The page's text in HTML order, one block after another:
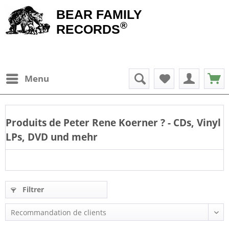
BEAR FAMILY
RECORDS®
Menu
Produits de Peter Rene Koerner? - CDs, Vinyl
LPs, DVD und mehr
Filtrer